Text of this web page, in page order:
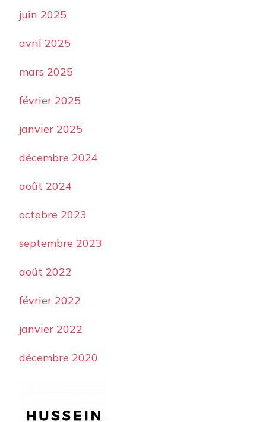
juin 2025
avril 2025
mars 2025
février 2025
janvier 2025
décembre 2024
août 2024
octobre 2023
septembre 2023
août 2022
février 2022
janvier 2022
décembre 2020